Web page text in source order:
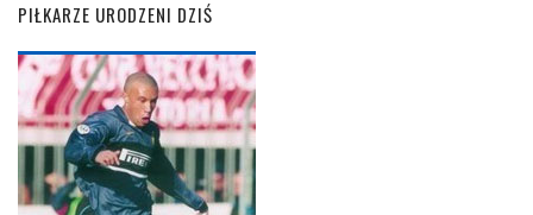
PIŁKARZE URODZENI DZIŚ